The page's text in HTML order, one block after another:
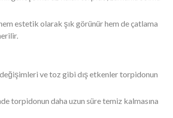
estetik olarak şık görünür hem de çatlama
değişimleri ve toz gibi dış etkenler torpidonun
torpidonun daha uzun süre temiz kalmasına